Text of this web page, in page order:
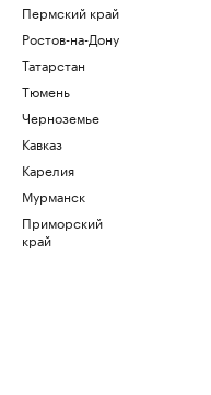
Пермский край
Ростов-на-Дону
Татарстан
Тюмень
Черноземье
Кавказ
Карелия
Мурманск
Приморский
край